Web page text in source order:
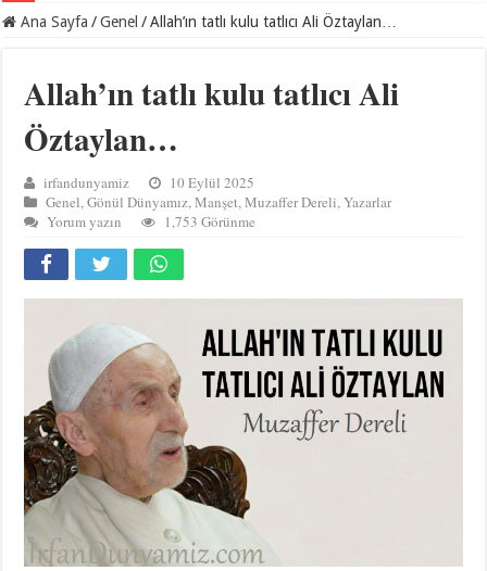
Ana Sayfa / Genel / Allah’ın tatlı kulu tatlıcı Ali Öztaylan…
Allah’ın tatlı kulu tatlıcı Ali
Öztaylan…
irfandunyamiz
10 Eylül 2025
Genel,Gönül Dünyamız,Manşet,Muzaffer Dereli,Yazarlar
Yorum yazın
1,753 Görünme